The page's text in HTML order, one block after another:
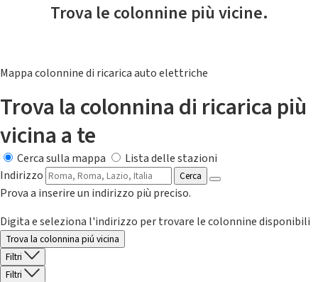
Trova le colonnine più vicine.
Mappa colonnine di ricarica auto elettriche
Trova la colonnina di ricarica più
vicina a te
Cerca sulla mappa
Lista delle stazioni
Indirizzo
Cerca
Prova a inserire un indirizzo più preciso.
Digita e seleziona l'indirizzo per trovare le colonnine disponibili
Trova la colonnina piú vicina
Filtri
Filtri